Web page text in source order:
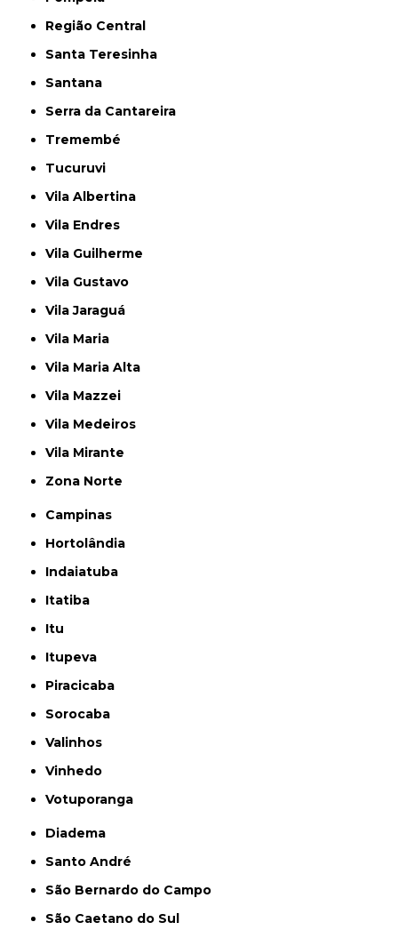
Região Central
Santa Teresinha
Santana
Serra da Cantareira
Tremembé
Tucuruvi
Vila Albertina
Vila Endres
Vila Guilherme
Vila Gustavo
Vila Jaraguá
Vila Maria
Vila Maria Alta
Vila Mazzei
Vila Medeiros
Vila Mirante
Zona Norte
Campinas
Hortolândia
Indaiatuba
Itatiba
Itu
Itupeva
Piracicaba
Sorocaba
Valinhos
Vinhedo
Votuporanga
Diadema
Santo André
São Bernardo do Campo
São Caetano do Sul